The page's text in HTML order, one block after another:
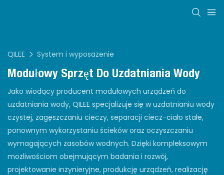
QILEE System i wyposażenie
Modułowy Sprzęt Do Uzdatniania Wody
Jako wiodący producent modułowych urządzeń do
uzdatniania wody, QILEE specjalizuje się w uzdatnianiu wody
czystej, zagęszczaniu cieczy, separacji ciecz-ciało stałe,
ponownym wykorzystaniu ścieków oraz oczyszczaniu
wymagających zasobów wodnych. Dzięki kompleksowym
możliwościom obejmującym badania i rozwój,
projektowanie inżynieryjne, produkcję urządzeń, realizację